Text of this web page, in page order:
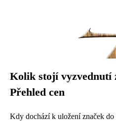
Kolik stojí vyzvednutí
Přehled cen
Kdy dochází k uložení značek